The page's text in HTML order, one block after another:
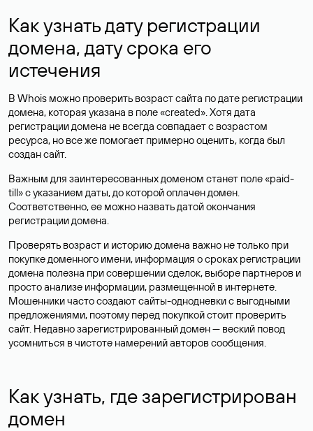
Как узнать дату регистрации
домена, дату срока его
истечения
В Whois можно проверить возраст сайта по дате регистрации
домена, которая указана в поле «created». Хотя дата
регистрации домена не всегда совпадает с возрастом
ресурса, но все же помогает примерно оценить, когда был
создан сайт.
Важным для заинтересованных доменом станет поле «paid-
till» с указанием даты, до которой оплачен домен.
Соответственно, ее можно назвать датой окончания
регистрации домена.
Проверять возраст и историю домена важно не только при
покупке доменного имени, информация о сроках регистрации
домена полезна при совершении сделок, выборе партнеров и
просто анализе информации, размещенной в интернете.
Мошенники часто создают сайты-однодневки с выгодными
предложениями, поэтому перед покупкой стоит проверить
сайт. Недавно зарегистрированный домен — веский повод
усомниться в чистоте намерений авторов сообщения.
Как узнать, где зарегистрирован
домен